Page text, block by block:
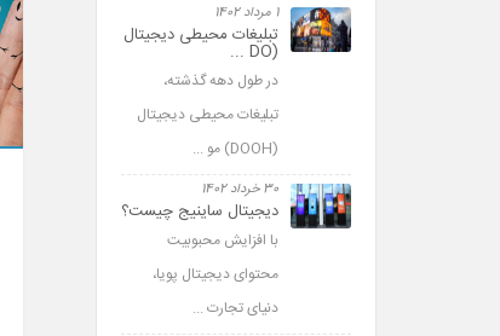
1 مرداد 1402
تبلیغات محیطی دیجیتال
(DO ...
در طول دهه گذشته،
تبلیغات محیطی دیجیتال
(DOOH) مو ...
30 خرداد 1402
دیجیتال ساینیج چیست؟
با افزایش محبوبیت
محتوای دیجیتال پویا،
دنیای تجارت ...